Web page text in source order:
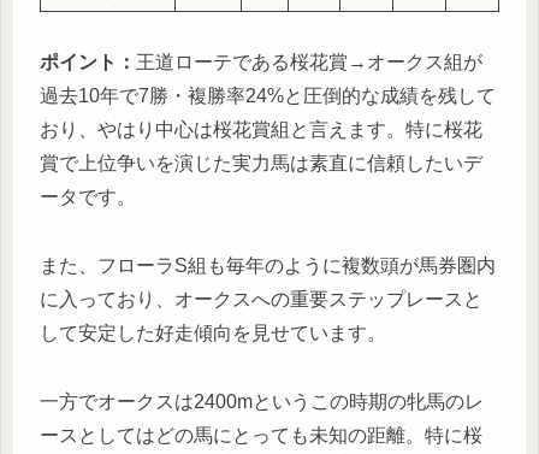
ポイント： 王道ローテである桜花賞→オークス組が
過去10年で7勝・複勝率24%と圧倒的な成績を残して
おり、やはり中心は桜花賞組と言えます。特に桜花
賞で上位争いを演じた実力馬は素直に信頼したいデ
ータです。
また、フローラS組も毎年のように複数頭が馬券圏内
に入っており、オークスへの重要ステップレースと
して安定した好走傾向を見せています。
一方でオークスは2400mというこの時期の牝馬のレ
ースとしてはどの馬にとっても未知の距離。特に桜